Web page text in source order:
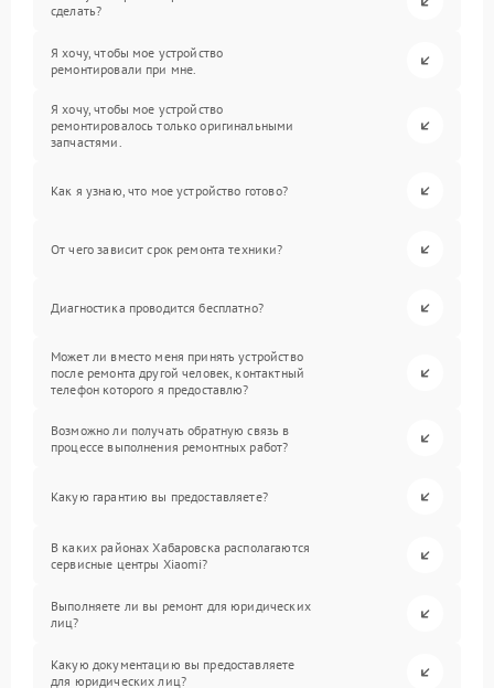
сделать?
Я хочу, чтобы мое устройство
ремонтировали при мне.
Я хочу, чтобы мое устройство
ремонтировалось только оригинальными
запчастями.
Как я узнаю, что мое устройство готово?
От чего зависит срок ремонта техники?
Диагностика проводится бесплатно?
Может ли вместо меня принять устройство
после ремонта другой человек, контактный
телефон которого я предоставлю?
Возможно ли получать обратную связь в
процессе выполнения ремонтных работ?
Какую гарантию вы предоставляете?
В каких районах Хабаровска располагаются
сервисные центры Xiaomi?
Выполняете ли вы ремонт для юридических
лиц?
Какую документацию вы предоставляете
для юридических лиц?